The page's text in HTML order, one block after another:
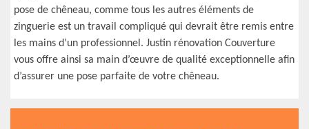
pose de chêneau, comme tous les autres éléments de
zinguerie est un travail compliqué qui devrait être remis entre
les mains d’un professionnel. Justin rénovation Couverture
vous offre ainsi sa main d’œuvre de qualité exceptionnelle afin
d’assurer une pose parfaite de votre chêneau.